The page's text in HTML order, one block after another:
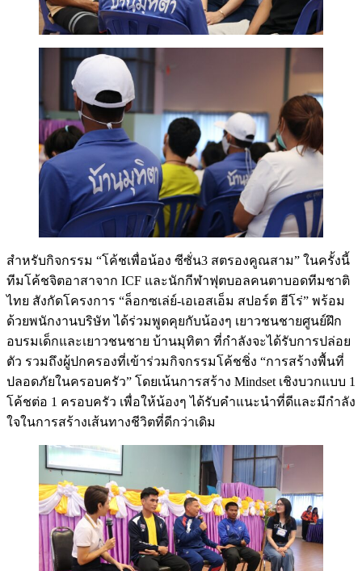
สำหรับกิจกรรม “โค้ชเพื่อน้อง ซีซั่น3 สตรองคูณสาม” ในครั้งนี้
ทีมโค้ชจิตอาสาจาก ICF และนักกีฬาฟุตบอลคนตาบอดทีมชาติ
ไทย สังกัดโครงการ “ล็อกซเล่ย์-เอเอสเอ็ม สปอร์ต ฮีโร่” พร้อม
ด้วยพนักงานบริษัท ได้ร่วมพูดคุยกับน้องๆ เยาวชนชายศูนย์ฝึก
อบรมเด็กและเยาวชนชาย บ้านมุทิตา ที่กำลังจะได้รับการปล่อย
ตัว รวมถึงผู้ปกครองที่เข้าร่วมกิจกรรมโค้ชชิ่ง “การสร้างพื้นที่
ปลอดภัยในครอบครัว” โดยเน้นการสร้าง Mindset เชิงบวกแบบ 1
โค้ชต่อ 1 ครอบครัว เพื่อให้น้องๆ ได้รับคำแนะนำที่ดีและมีกำลัง
ใจในการสร้างเส้นทางชีวิตที่ดีกว่าเดิม